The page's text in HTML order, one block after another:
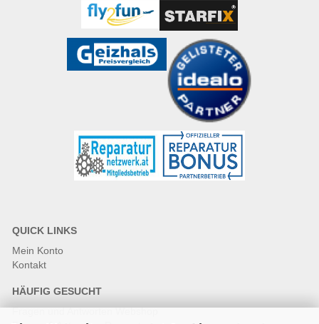
QUICK LINKS
Mein Konto
Kontakt
HÄUFIG GESUCHT
Fragen und Antworten Webshop